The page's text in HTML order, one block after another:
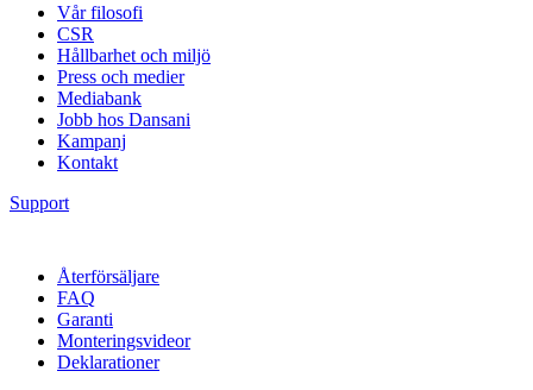
Vår filosofi
CSR
Hållbarhet och miljö
Press och medier
Mediabank
Jobb hos Dansani
Kampanj
Kontakt
Support
Återförsäljare
FAQ
Garanti
Monteringsvideor
Deklarationer